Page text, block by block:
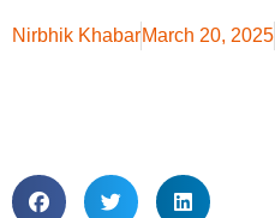
Nirbhik KhabarMarch 20, 2025